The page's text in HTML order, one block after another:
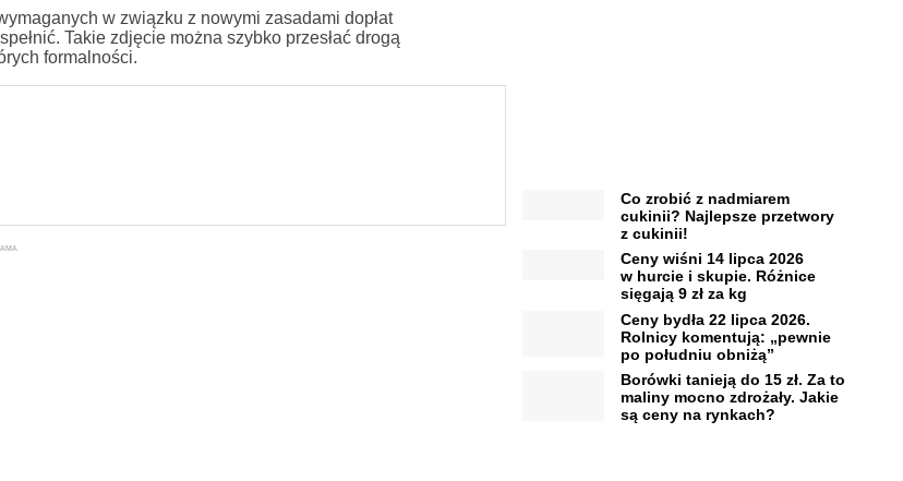
w związku z nowymi zasadami dopłat
Takie zdjęcie można szybko przesłać drogą
formalności.
Co zrobić z nadmiarem
cukinii? Najlepsze przetwory
z cukinii!
Ceny wiśni 14 lipca 2026
w hurcie i skupie. Różnice
sięgają 9 zł za kg
Ceny bydła 22 lipca 2026.
Rolnicy komentują: „pewnie
po południu obniżą”
Borówki tanieją do 15 zł. Za to
maliny mocno zdrożały. Jakie
są ceny na rynkach?